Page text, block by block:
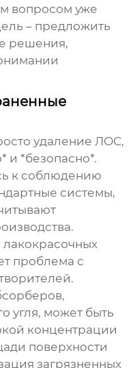
вопросом уже
– предложить
решения,
удаление ЛОС,
и *безопасно*.
к соблюдению
системы,
проблема с
угля, может быть
концентрации
поверхности
загрязненных